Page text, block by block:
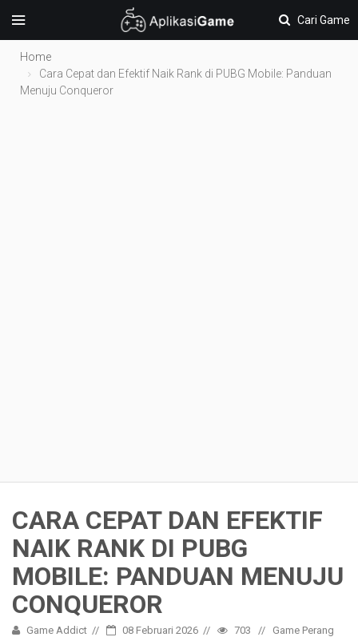
Cari Game
Home
Cara Cepat dan Efektif Naik Rank di PUBG Mobile: Panduan
Menuju Conqueror
CARA CEPAT DAN EFEKTIF
NAIK RANK DI PUBG
MOBILE: PANDUAN MENUJU
CONQUEROR
Game Addict 08 Februari 2026 703
Game Perang